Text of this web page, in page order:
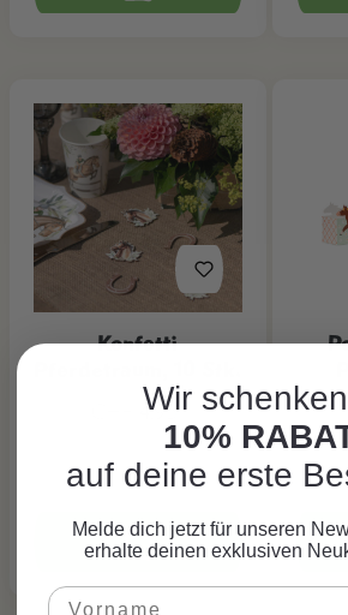
Konfetti
CHF 4.95*
Wir
10%
auf deine erste
Melde dich jetzt für unseren
erhalte deinen exklusiven